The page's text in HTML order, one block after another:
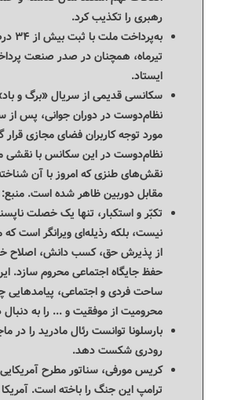
رهبری را تکذیب کرد.
تیرماه، همچنان در صدر صنعت
ایستاد.
سکانسی قدیمی از سریال «برگ و
نظام‌دوست در دوران جوانی، پس از
مورد توجه کاربران فضای مجازی قرار
نظام‌دوست در این سکانس با نقشی
نقش‌های طنزی که امروز با آن
مقابل دوربین ظاهر شده است. منبع:
تکبّر و استکبار، تنها یک خصلت
نیست، بلکه رذیله‌ای ویرانگر است که
از پذیرش حق، کسب دانش، اصلاح
حفظ جایگاه اجتماعی محروم سازد.
ساحت فردی و اجتماعی، پیامدهایی
محرومیت از موفقیت و ... را به دنبال
بارسلونا توانست رئال مادرید را در
رودری شکست دهد.
کریس مورفی، سناتور مطرح
ترامپ این جنگ را باخته است.